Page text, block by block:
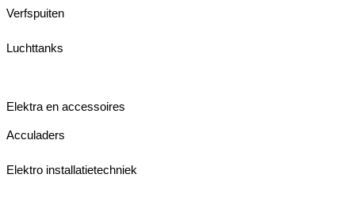
Verfspuiten
Luchttanks
Elektra en accessoires
Acculaders
Elektro installatietechniek